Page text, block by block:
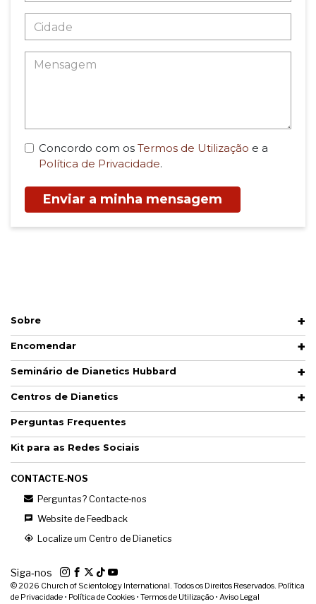
Concordo com os Termos de Utilização e a
Política de Privacidade.
Enviar a minha mensagem
Sobre
Encomendar
Seminário de Dianetics Hubbard
Centros de Dianetics
Perguntas Frequentes
Kit para as Redes Sociais
CONTACTE‑NOS
Perguntas? Contacte‑nos
Website de Feedback
Localize um Centro de Dianetics
Siga‑nos
© 2026 Church of Scientology International. Todos os Direitos Reservados. Política
de Privacidade • Política de Cookies • Termos de Utilização • Aviso Legal